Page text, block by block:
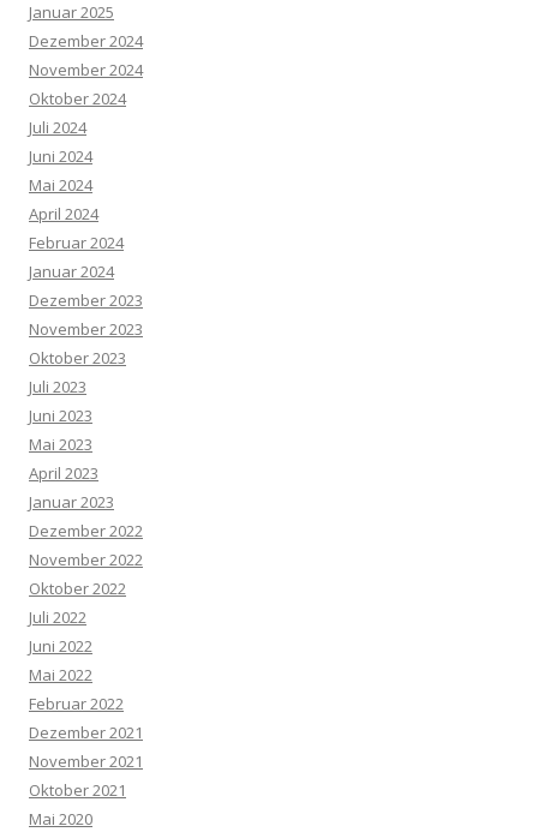
Januar 2025
Dezember 2024
November 2024
Oktober 2024
Juli 2024
Juni 2024
Mai 2024
April 2024
Februar 2024
Januar 2024
Dezember 2023
November 2023
Oktober 2023
Juli 2023
Juni 2023
Mai 2023
April 2023
Januar 2023
Dezember 2022
November 2022
Oktober 2022
Juli 2022
Juni 2022
Mai 2022
Februar 2022
Dezember 2021
November 2021
Oktober 2021
Mai 2020